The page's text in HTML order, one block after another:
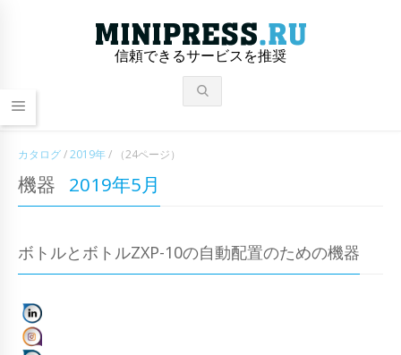
信頼できるサービスを推奨
カタログ/2019年/ （24ページ）
機器 2019年5月
ボトルとボトルZXP-10の自動配置のための機器